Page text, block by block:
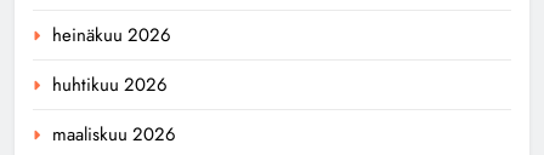
heinäkuu 2026
huhtikuu 2026
maaliskuu 2026